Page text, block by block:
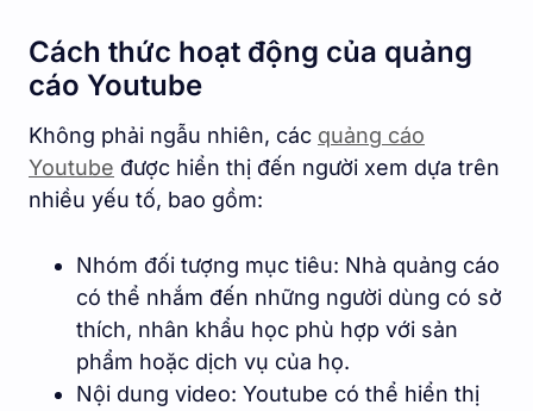
Cách thức hoạt động của quảng
cáo Youtube
Không phải ngẫu nhiên, các quảng cáo
Youtube được hiển thị đến người xem dựa trên
nhiều yếu tố, bao gồm:
Nhóm đối tượng mục tiêu: Nhà quảng cáo
có thể nhắm đến những người dùng có sở
thích, nhân khẩu học phù hợp với sản
phẩm hoặc dịch vụ của họ.
Nội dung video: Youtube có thể hiển thị